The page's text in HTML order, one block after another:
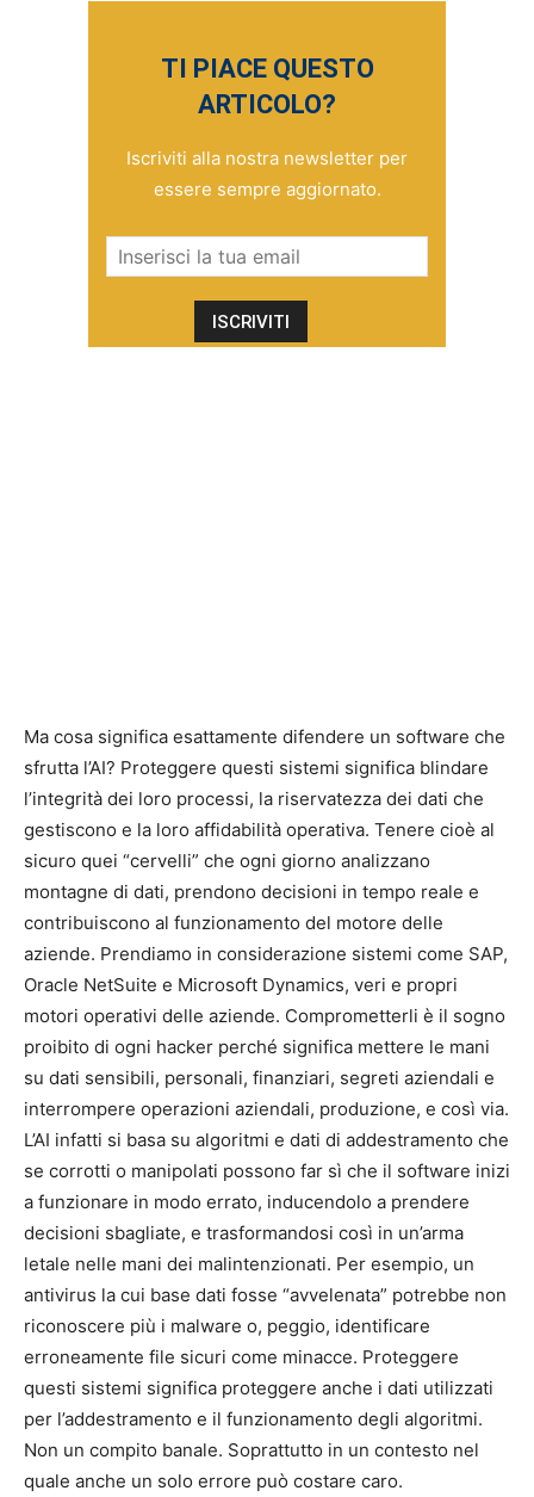
TI PIACE QUESTO
ARTICOLO?
Iscriviti alla nostra newsletter per
essere sempre aggiornato.
Ma cosa significa esattamente difendere un software che
sfrutta l’AI? Proteggere questi sistemi significa blindare
l’integrità dei loro processi, la riservatezza dei dati che
gestiscono e la loro affidabilità operativa. Tenere cioè al
sicuro quei “cervelli” che ogni giorno analizzano
montagne di dati, prendono decisioni in tempo reale e
contribuiscono al funzionamento del motore delle
aziende. Prendiamo in considerazione sistemi come SAP,
Oracle NetSuite e Microsoft Dynamics, veri e propri
motori operativi delle aziende. Comprometterli è il sogno
proibito di ogni hacker perché significa mettere le mani
su dati sensibili, personali, finanziari, segreti aziendali e
interrompere operazioni aziendali, produzione, e così via.
L’AI infatti si basa su algoritmi e dati di addestramento che
se corrotti o manipolati possono far sì che il software inizi
a funzionare in modo errato, inducendolo a prendere
decisioni sbagliate, e trasformandosi così in un’arma
letale nelle mani dei malintenzionati. Per esempio, un
antivirus la cui base dati fosse “avvelenata” potrebbe non
riconoscere più i malware o, peggio, identificare
erroneamente file sicuri come minacce. Proteggere
questi sistemi significa proteggere anche i dati utilizzati
per l’addestramento e il funzionamento degli algoritmi.
Non un compito banale. Soprattutto in un contesto nel
quale anche un solo errore può costare caro.